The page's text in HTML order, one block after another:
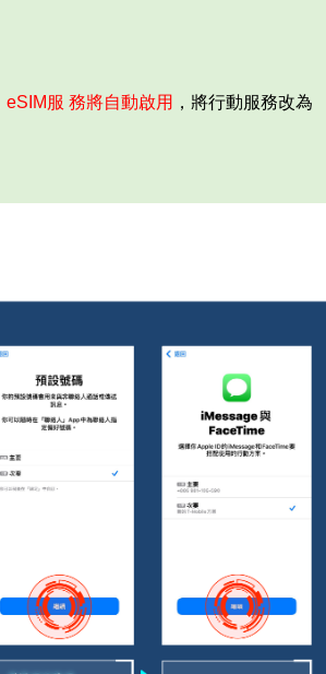
eSIM服 務將自動啟用 ，將行動服務改為